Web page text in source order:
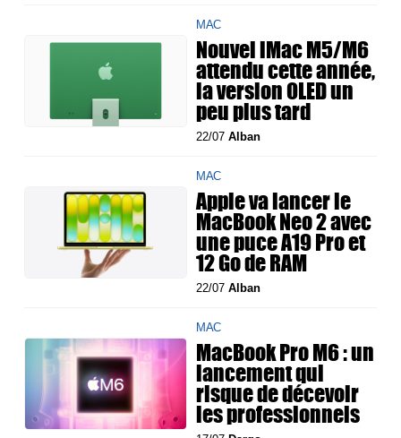
MAC
Nouvel iMac M5/M6
attendu cette année,
la version OLED un
peu plus tard
22/07Alban
MAC
Apple va lancer le
MacBook Neo 2 avec
une puce A19 Pro et
12 Go de RAM
22/07Alban
MAC
MacBook Pro M6 : un
lancement qui
risque de décevoir
les professionnels